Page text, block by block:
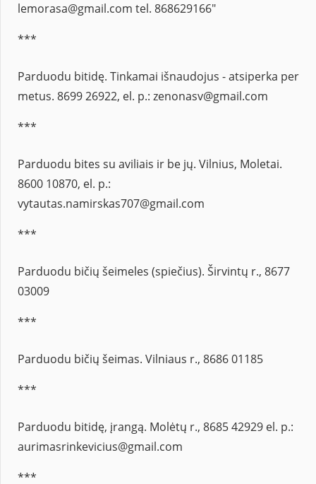
lemorasa@gmail.com tel. 868629166"
***
Parduodu bitidę. Tinkamai išnaudojus - atsiperka per
metus. 8699 26922, el. p.: zenonasv@gmail.com
***
Parduodu bites su aviliais ir be jų. Vilnius, Moletai.
8600 10870, el. p.:
vytautas.namirskas707@gmail.com
***
Parduodu bičių šeimeles (spiečius). Širvintų r., 8677
03009
***
Parduodu bičių šeimas. Vilniaus r., 8686 01185
***
Parduodu bitidę, įrangą. Molėtų r., 8685 42929 el. p.:
aurimasrinkevicius@gmail.com
***